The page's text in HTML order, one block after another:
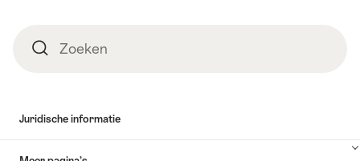
ZoekenZoeken
Juridische informatie